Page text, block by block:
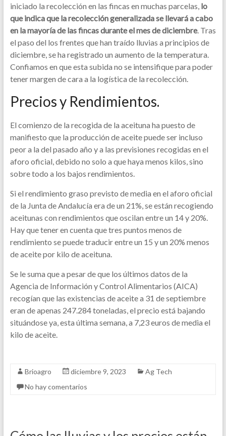
iniciado la recolección en las fincas en muchas parcelas, lo
que indica que la recolección generalizada se llevará a cabo
en la mayoría de las fincas durante el mes de diciembre. Tras
el paso del los frentes que han traído lluvias a principios de
diciembre, se ha registrado un aumento de la temperatura.
Confiamos en que esta subida no se intensifique para poder
tener margen de cara a la logística de la recolección.
Precios y Rendimientos.
El comienzo de la recogida de la aceituna ha puesto de
manifiesto que la producción de aceite puede ser incluso
peor a la del pasado año y a las previsiones recogidas en el
aforo oficial, debido no solo a que haya menos kilos, sino
sobre todo a los bajos rendimientos.
Si el rendimiento graso previsto de media en el aforo oficial
de la Junta de Andalucía era de un 21%, se están recogiendo
aceitunas con rendimientos que oscilan entre un 14 y 20%.
Hay que tener en cuenta que tres puntos menos de
rendimiento se puede traducir entre un 15 y un 20% menos
de aceite por kilo de aceituna.
Se le suma que a pesar de que los últimos datos de la
Agencia de Información y Control Alimentarios (AICA)
recogían que las existencias de aceite a 31 de septiembre
eran de apenas 247.284 toneladas, el precio está bajando
situándose ya, esta última semana, a 7,23 euros de media el
kilo de aceite.
Brioagro diciembre 9, 2023
Ag Tech
No hay comentarios